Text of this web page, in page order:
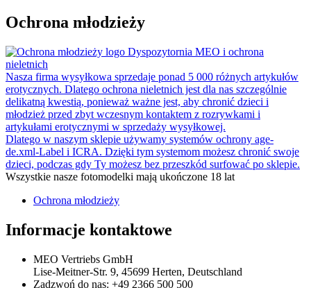
Ochrona młodzieży
Dyspozytornia MEO i ochrona
nieletnich
Nasza firma wysyłkowa sprzedaje ponad 5 000 różnych artykułów
erotycznych. Dlatego ochrona nieletnich jest dla nas szczególnie
delikatną kwestią, ponieważ ważne jest, aby chronić dzieci i
młodzież przed zbyt wczesnym kontaktem z rozrywkami i
artykułami erotycznymi w sprzedaży wysyłkowej.
Dlatego w naszym sklepie używamy systemów ochrony age-
de.xml-Label i ICRA. Dzięki tym systemom możesz chronić swoje
dzieci, podczas gdy Ty możesz bez przeszkód surfować po sklepie.
Wszystkie nasze fotomodelki mają ukończone 18 lat
Ochrona młodzieży
Informacje kontaktowe
MEO Vertriebs GmbH
Lise-Meitner-Str. 9, 45699 Herten, Deutschland
Zadzwoń do nas: +49 2366 500 500